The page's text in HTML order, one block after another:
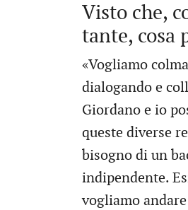
Visto che,
tante, cosa
«Vogliamo
dialogando e
Giordano e io
queste diverse
bisogno di un
indipendente.
vogliamo